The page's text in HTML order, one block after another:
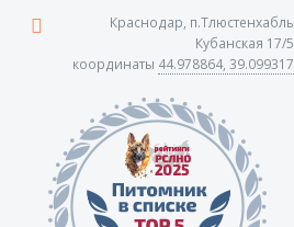
Краснодар, п.Тлюстенхабль
Кубанская 17/5
координаты 44.978864, 39.099317